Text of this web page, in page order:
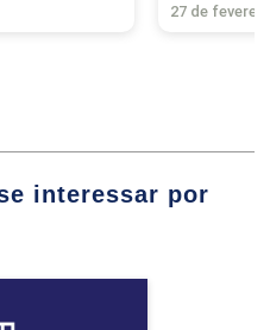
45 MORAES
27 de
interessar por